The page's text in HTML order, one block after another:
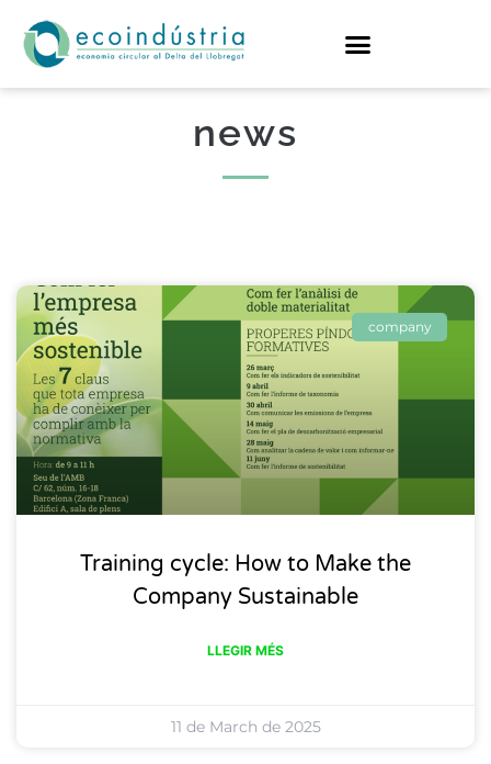
news
company
Training cycle: How to Make the
Company Sustainable
LLEGIR MÉS
11 de March de 2025